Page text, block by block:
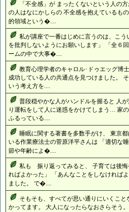
「不全感」が まったくないという人の
の人はなにかしらの 不全感を抱えているも
的領域という�....
私が講座で一番はじめに言うのは、こ
を批判しないようにお願いします」 「全６
ームの中で大事�....
教育心理学者のキャロル･ドゥエッグ博
成功している人の共通点を見つけました。
いう考え方を....
普段穏やかな人がハンドルを握ると 人
り運転をして人に迷惑をかけてしまう… 家
ふるっている....
睡眠に関する著書を多数手がけ、 東京
いる作業療法士の菅原洋平さんは 「適切
節や年齢によ�....
私も 振り返ってみると、 子育ては後
ればよかった」 「あんなことをしなければ
ました。 で�....
そもそも、すべてが思い通りにいくこ
かってます。 大人になったらなおさらそう